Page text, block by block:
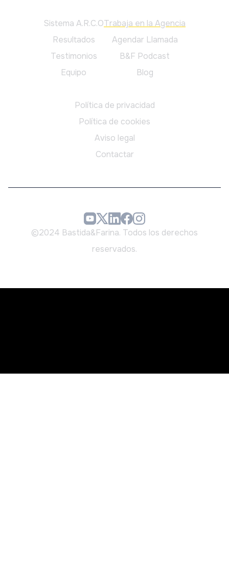
Sistema A.R.C.O
Resultados
Testimonios
Equipo
Trabaja en la Agencia
Agendar Llamada
B&F Podcast
Blog
Política de privacidad
Política de cookies
Aviso legal
Contactar
©2024 Bastida&Farina. Todos los derechos
reservados.